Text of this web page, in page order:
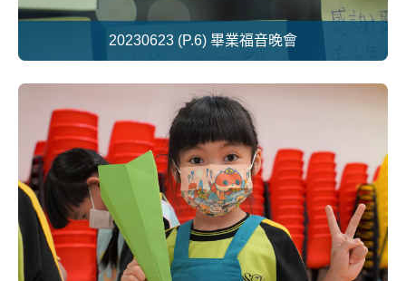
20230623 (P.6) 畢業福音晚會